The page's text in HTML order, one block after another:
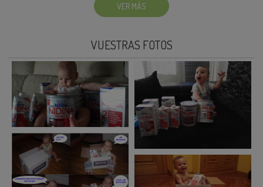
VER MÁS
VUESTRAS FOTOS